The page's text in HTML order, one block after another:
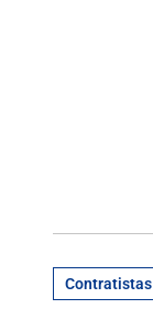
Contratistas